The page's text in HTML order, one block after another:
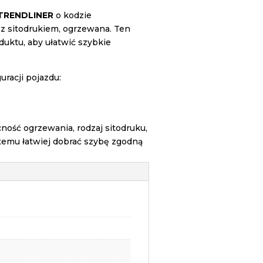
o kodzie
sitodrukiem, ogrzewana. Ten
aby ułatwić szybkie
pojazdu:
ogrzewania, rodzaj sitodruku,
łatwiej dobrać szybę zgodną